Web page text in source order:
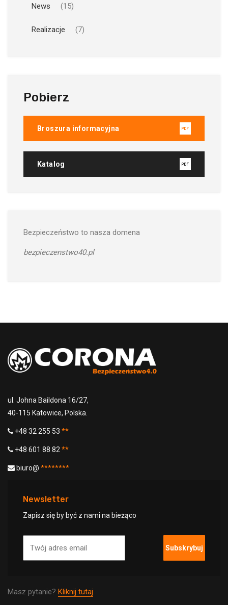
News (15)
Realizacje (7)
Pobierz
Broszura informacyjna
Katalog
Bezpieczeństwo to nasza domena
bezpieczenstwo40.pl
ul. Johna Baildona 16/27,
40-115 Katowice, Polska.
+48 32 255 53 **
+48 601 88 82 **
biuro@ ********
Newsletter
Zapisz się by być z nami na bieżąco
Subskrybuj
Masz pytanie? Kliknij tutaj